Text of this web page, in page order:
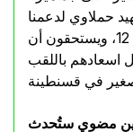
حملاوي لدعمنا
بكل قوة، جمهورنا كان دومًا اللاعب رقم 12، ويستحقون أن
باللقب
مضوي ستُحدث